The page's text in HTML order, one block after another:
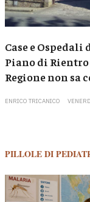
Case e
Piano di
Regione non sa
ENRICO TRICANICO
PILLOLE DI